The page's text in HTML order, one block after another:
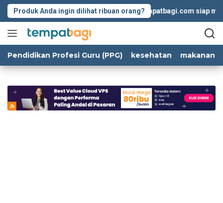
Langsung
Produk Anda ingin dilihat ribuan orang?Tempatbagi.com siap
Pendidikan Profesi Guru (PPG) kesehatan makanan